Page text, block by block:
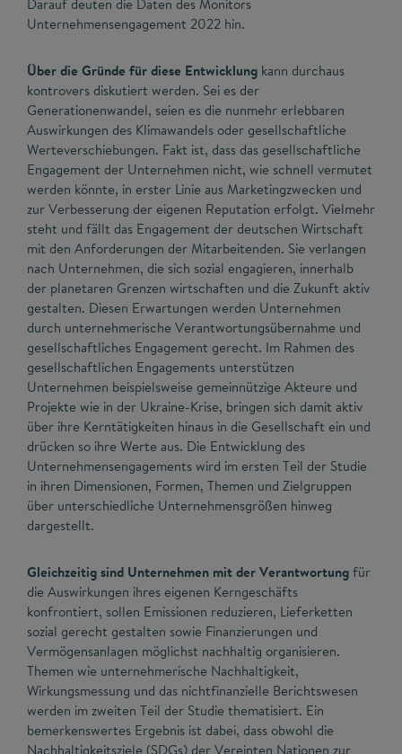
Unternehmensengagement 2022 hin.
Über die Gründe für diese Entwicklung kann durchaus
kontrovers diskutiert werden. Sei es der
Generationenwandel, seien es die nunmehr erlebbaren
Auswirkungen des Klimawandels oder gesellschaftliche
Werteverschiebungen. Fakt ist, dass das gesellschaftliche
Engagement der Unternehmen nicht, wie schnell vermutet
werden könnte, in erster Linie aus Marketingzwecken und
zur Verbesserung der eigenen Reputation erfolgt. Vielmehr
steht und fällt das Engagement der deutschen Wirtschaft
mit den Anforderungen der Mitarbeitenden. Sie verlangen
nach Unternehmen, die sich sozial engagieren, innerhalb
der planetaren Grenzen wirtschaften und die Zukunft aktiv
gestalten. Diesen Erwartungen werden Unternehmen
durch unternehmerische Verantwortungsübernahme und
gesellschaftliches Engagement gerecht. Im Rahmen des
gesellschaftlichen Engagements unterstützen
Unternehmen beispielsweise gemeinnützige Akteure und
Projekte wie in der Ukraine-Krise, bringen sich damit aktiv
über ihre Kerntätigkeiten hinaus in die Gesellschaft ein und
drücken so ihre Werte aus. Die Entwicklung des
Unternehmensengagements wird im ersten Teil der Studie
in ihren Dimensionen, Formen, Themen und Zielgruppen
über unterschiedliche Unternehmensgrößen hinweg
dargestellt.
Gleichzeitig sind Unternehmen mit der Verantwortungfür
die Auswirkungen ihres eigenen Kerngeschäfts
konfrontiert, sollen Emissionen reduzieren, Lieferketten
sozial gerecht gestalten sowie Finanzierungen und
Vermögensanlagen möglichst nachhaltig organisieren.
Themen wie unternehmerische Nachhaltigkeit,
Wirkungsmessung und das nichtfinanzielle Berichtswesen
werden im zweiten Teil der Studie thematisiert. Ein
bemerkenswertes Ergebnis ist dabei, dass obwohl die
Nachhaltigkeitsziele (SDGs) der Vereinten Nationen zur